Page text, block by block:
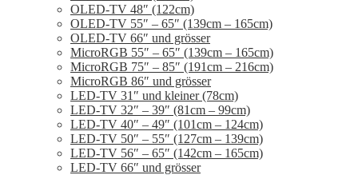
OLED-TV 48″ (122cm)
OLED-TV 55″ – 65″ (139cm – 165cm)
OLED-TV 66″ und grösser
MicroRGB 55″ – 65″ (139cm – 165cm)
MicroRGB 75″ – 85″ (191cm – 216cm)
MicroRGB 86″ und grösser
LED-TV 31″ und kleiner (78cm)
LED-TV 32″ – 39″ (81cm – 99cm)
LED-TV 40″ – 49″ (101cm – 124cm)
LED-TV 50″ – 55″ (127cm – 139cm)
LED-TV 56″ – 65″ (142cm – 165cm)
LED-TV 66″ und grösser